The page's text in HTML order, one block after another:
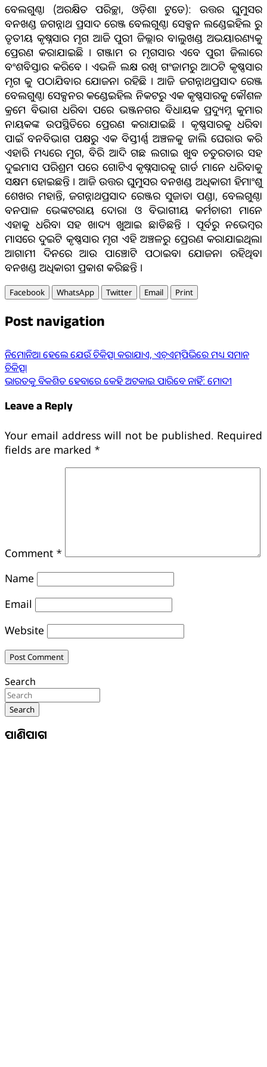
ବେଲଗୁଣ୍ଠା (ଅରକ୍ଷିତ ପରିଚ୍ଛା, ଓଡ଼ିଶା ଟୁଡେ): ଉତ୍ତର ଘୁମୁସର
ବନଖଣ୍ଡ ଜଗନ୍ନାଥ ପ୍ରସାଦ ରେଞ୍ଜ ବେଲଗୁଣ୍ଠା ସେକ୍ସନ ଲଣ୍ଡେଇହିଲ ରୁ
ତୃତୀୟ କୃଷ୍ନସାର ମୃଗ ଆଜି ପୁରୀ ଜିଲ୍ଲାର ବାଲୁଖଣ୍ଡ ଅଭୟାରଣ୍ୟକୁ
ପ୍ରେରଣ କରାଯାଇଛି । ଗଞ୍ଜାମ ର ମୃଗସାର ଏବେ ପୁରୀ ଜିଲାରେ
ବଂଶବିସ୍ତାର କରିବେ । ଏଭଳି ଲକ୍ଷ ରଖି ଗଂଜାମରୁ ଆଠଟି କୃଷ୍ଣସାର
ମୃଗ କୁ ପଠାଯିବାର ଯୋଜନା ରହିଛି । ଆଜି ଜଗନ୍ନାଥପ୍ରସାଦ ରେଞ୍ଜ
ବେଲଗୁଣ୍ଠା ସେକ୍ସନର କଣ୍ଡେଇହିଲ ନିକଟରୁ ଏକ କୃଷ୍ଣସାରକୁ କୌଶଳ
କ୍ରମେ ବିଭାଗ ଧରିବା ପରେ ଭଞ୍ଜନଗର ବିଧାୟକ ପ୍ରଦ୍ୟୁମ୍ନ କୁମାର
ନାୟକଙ୍କ ଉପସ୍ଥିତିରେ ପ୍ରେରଣ କରାଯାଇଛି । କୃଷ୍ଣସାରକୁ ଧରିବା
ପାଇଁ ବନବିଭାଗ ପକ୍ଷରୁ ଏକ ବିସ୍ତୀର୍ଣ୍ଣ ଅଞ୍ଚଳକୁ ଜାଲି ଘେରାଉ କରି
ଏହାରି ମଧ୍ୟରେ ମୁଗ, ବିରି ଆଦି ଗଛ ଲଗାଇ ଖୁବ ଚତୁରତାର ସହ
ଦୁଇମାସ ପରିଶ୍ରମ ପରେ ଗୋଟିଏ କୃଷ୍ନସାରକୁ ଗାର୍ଡ ମାନେ ଧରିବାକୁ
ସକ୍ଷମ ହୋଇଛନ୍ତି । ଆଜି ଉତ୍ତର ଘୁମୁସର ବନଖଣ୍ଡ ଅଧିକାରୀ ହିମାଂଶୁ
ଶେଖର ମହାନ୍ତି, ଜଗନ୍ନାଥପ୍ରସାଦ ରେଞ୍ଜର ସୁଜାତା ପଣ୍ଡା, ବେଲଗୁଣ୍ଠା
ବନପାଳ ଭେଙ୍କଟରାୟ ଦୋରା ଓ ବିଭାଗୀୟ କର୍ମଚାରୀ ମାନେ
ଏହାକୁ ଧରିବା ସହ ଖାଦ୍ୟ ଖୁଆଇ ଛାଡିଛନ୍ତି । ପୂର୍ବରୁ ନଭେମ୍ବର
ମାସରେ ଦୁଇଟି କୃଷ୍ଣସାର ମୃଗ ଏହି ଅଞ୍ଚଳରୁ ପ୍ରେରଣ କରାଯାଇଥିଲା
ଆଗାମୀ ଦିନରେ ଆଉ ପାଞ୍ଚୋଟି ପଠାଇବା ଯୋଜନା ରହିଥିବା
ବନଖଣ୍ଡ ଅଧିକାରୀ ପ୍ରକାଶ କରିଛନ୍ତି ।
Facebook WhatsApp Twitter Email Print
Post navigation
ନିମୋନିଆ ହେଲେ ଯେଉଁ ଚିକିତ୍ସା କରାଯାଏ, ଏଚ୍‌ଏମ୍‌ପିଭିରେ ମଧ୍ୟ ସମାନ
ଚିକିତ୍ସା
ଭାରତକୁ ବିକଶିତ ହେବାରେ କେହି ଅଟକାଇ ପାରିବେ ନାହିଁ: ମୋଦୀ
Leave a Reply
Your email address will not be published. Required
fields are marked *
Comment *
Name
Email
Website
Search
Search
ପାଣିପାଗ